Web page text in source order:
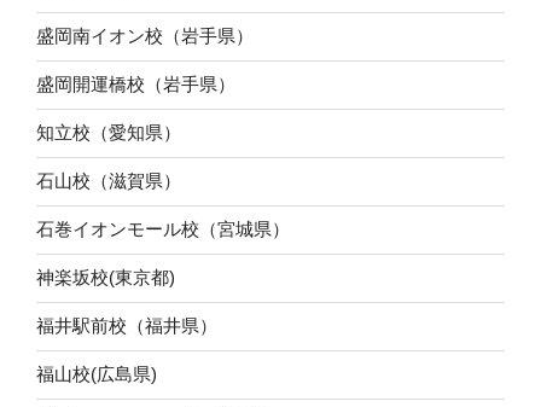
盛岡南イオン校（岩手県）
盛岡開運橋校（岩手県）
知立校（愛知県）
石山校（滋賀県）
石巻イオンモール校（宮城県）
神楽坂校(東京都)
福井駅前校（福井県）
福山校(広島県)